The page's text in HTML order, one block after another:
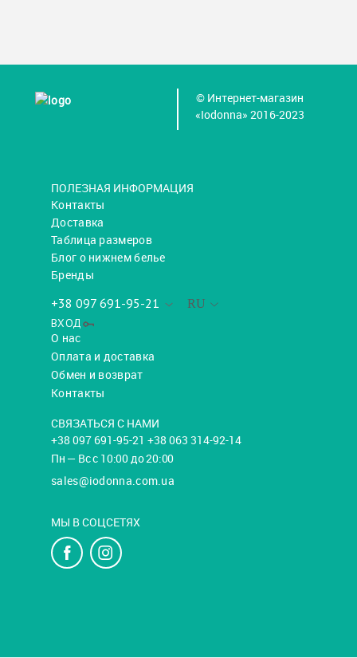
© Интернет-магазин
«Iodonna» 2016-2023
ПОЛЕЗНАЯ ИНФОРМАЦИЯ
Контакты
Доставка
Таблица размеров
Блог о нижнем белье
Бренды
RU
+38 097 691-95-21
ВХОД
О нас
Оплата и доставка
Обмен и возврат
Контакты
СВЯЗАТЬСЯ С НАМИ
+38 097 691-95-21 +38 063 314-92-14
Пн — Вс с 10:00 до 20:00
sales@iodonna.com.ua
МЫ В СОЦСЕТЯХ